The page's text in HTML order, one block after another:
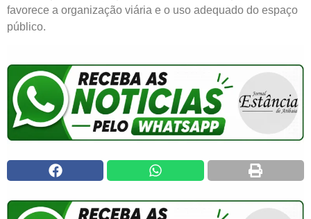
favorece a organização viária e o uso adequado do espaço
público.